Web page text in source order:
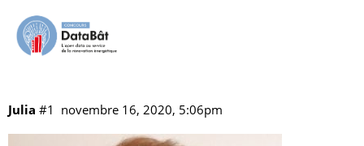
Cyril Hommel
Vos référents Les coéquipiers
Julia novembre 16, 2020, 5:06pm
#1